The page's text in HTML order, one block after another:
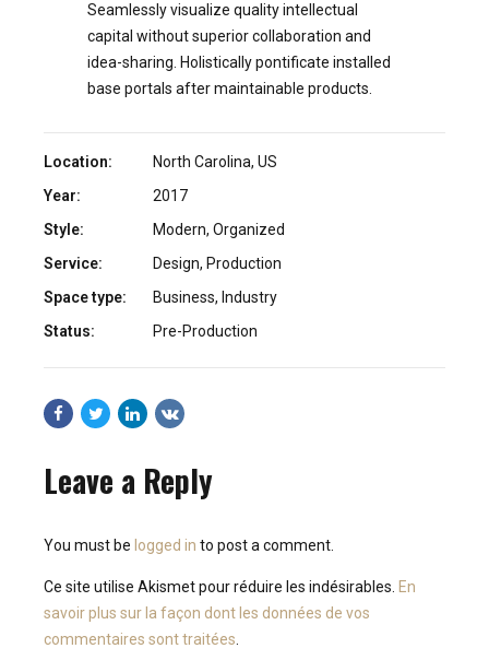
Seamlessly visualize quality intellectual
capital without superior collaboration and
idea-sharing. Holistically pontificate installed
base portals after maintainable products.
Location:
North Carolina, US
Year:
2017
Style:
Modern, Organized
Service:
Design, Production
Space type:
Business, Industry
Status:
Pre-Production
Leave a Reply
You must be logged in to post a comment.
Ce site utilise Akismet pour réduire les indésirables. En
savoir plus sur la façon dont les données de vos
commentaires sont traitées.